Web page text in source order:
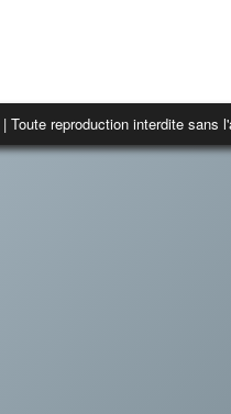
| Toute reproduction interdite sans